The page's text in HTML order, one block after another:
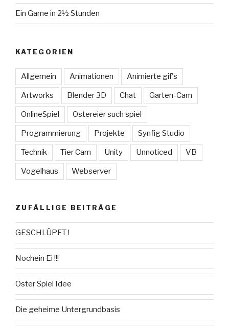
Ein Game in 2½ Stunden
KATEGORIEN
Allgemein Animationen Animierte gif's
Artworks Blender 3D Chat Garten-Cam
OnlineSpiel Ostereier such spiel
Programmierung Projekte Synfig Studio
Technik Tier Cam Unity Unnoticed VB
Vogelhaus Webserver
ZUFÄLLIGE BEITRÄGE
GESCHLÜPFT !
Nochein Ei !!!
Oster Spiel Idee
Die geheime Untergrundbasis